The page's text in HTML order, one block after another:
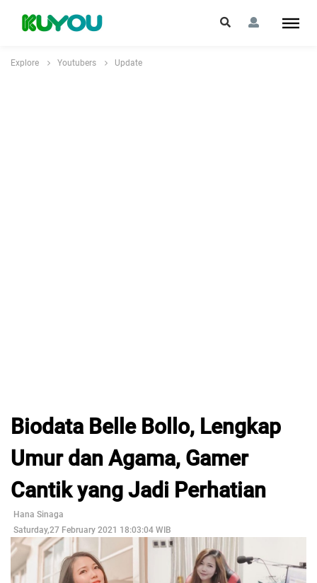
Explore Youtubers Update
Biodata Belle Bollo, Lengkap
Umur dan Agama, Gamer
Cantik yang Jadi Perhatian
Hana Sinaga
Saturday,27 February 2021 18:03:04 WIB